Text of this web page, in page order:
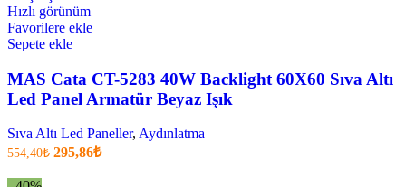
.
Hızlı görünüm
Favorilere ekle
Sepete ekle
MAS Cata CT-5283 40W Backlight 60X60 Sıva Altı
Led Panel Armatür Beyaz Işık
Sıva Altı Led Paneller, Aydınlatma
554,40₺ Orijinal
295,86₺Şu